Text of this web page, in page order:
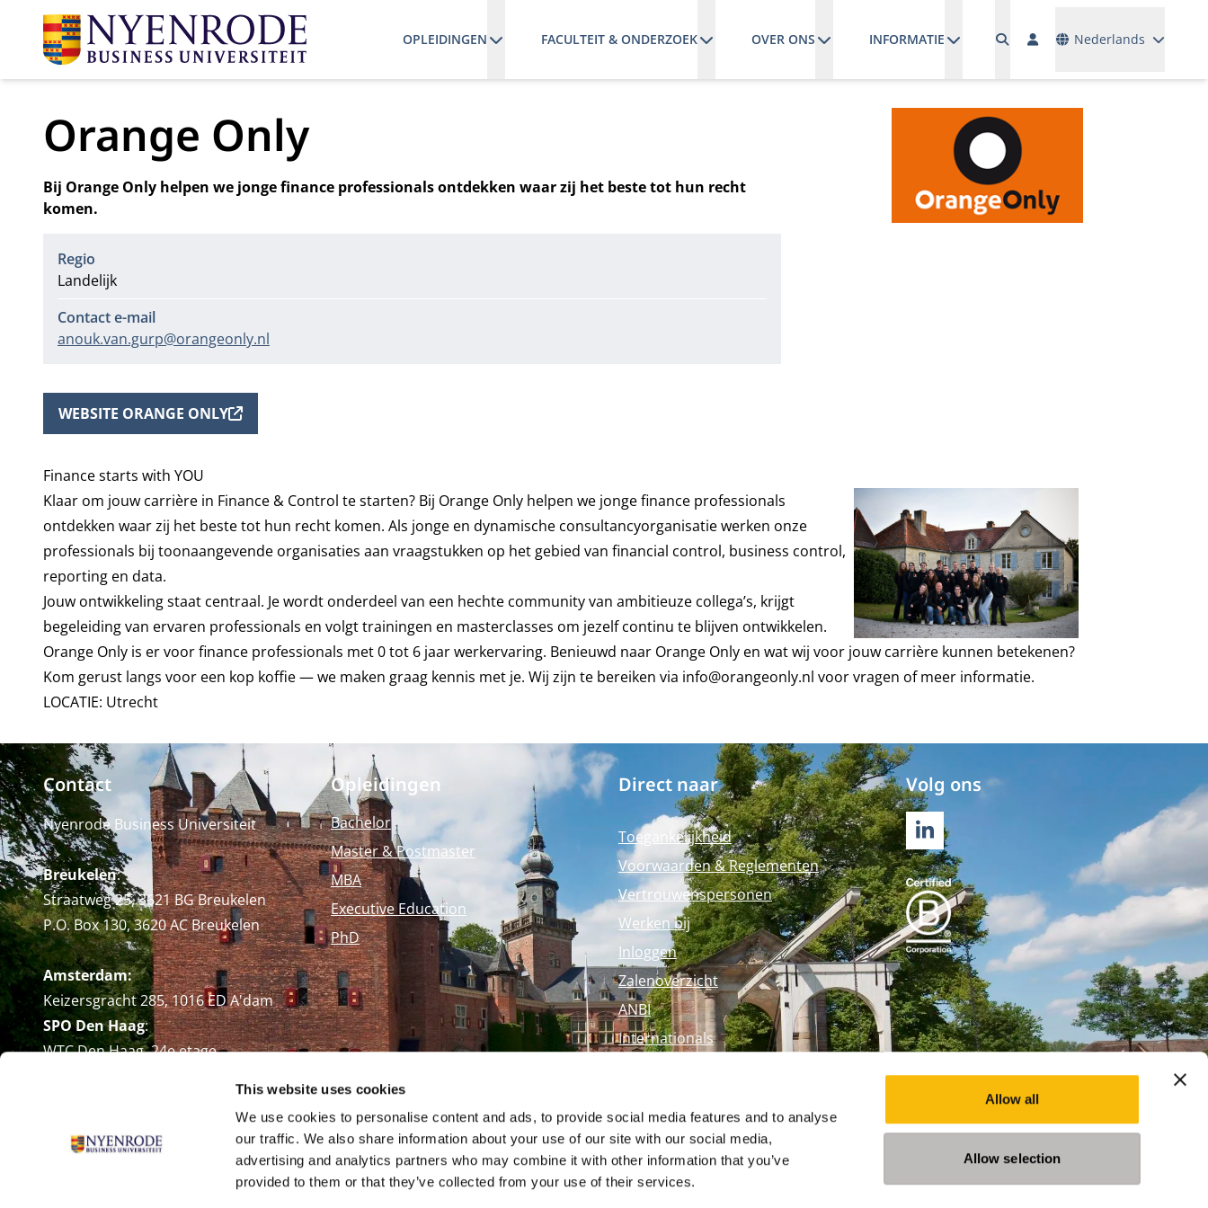
This website uses cookies
We use cookies to personalise content and ads, to provide social media features and to analyse
our traffic. We also share information about your use of our site with our social media,
advertising and analytics partners who may combine it with other information that you’ve
provided to them or that they’ve collected from your use of their services.
Allow all
Allow selection
OPLEIDINGEN FACULTEIT & ONDERZOEK OVER ONS INFORMATIE Nederlands
Orange Only
Bij Orange Only helpen we jonge finance professionals ontdekken waar zij het beste tot hun recht
komen.
Regio
Landelijk
Contact e-mail
anouk.van.gurp@orangeonly.nl
WEBSITE ORANGE ONLY
Finance starts with YOU
Klaar om jouw carrière in Finance & Control te starten? Bij Orange Only helpen we jonge finance professionals
ontdekken waar zij het beste tot hun recht komen. Als jonge en dynamische consultancyorganisatie werken onze
professionals bij toonaangevende organisaties aan vraagstukken op het gebied van financial control, business control,
reporting en data.
Jouw ontwikkeling staat centraal. Je wordt onderdeel van een hechte community van ambitieuze collega’s, krijgt
begeleiding van ervaren professionals en volgt trainingen en masterclasses om jezelf continu te blijven ontwikkelen.
Orange Only is er voor finance professionals met 0 tot 6 jaar werkervaring. Benieuwd naar Orange Only en wat wij voor jouw carrière kunnen betekenen?
Kom gerust langs voor een kop koffie — we maken graag kennis met je. Wij zijn te bereiken via info@orangeonly.nl voor vragen of meer informatie.
LOCATIE: Utrecht
Contact
Nyenrode Business Universiteit
Breukelen:
Straatweg 25, 3621 BG Breukelen
P.O. Box 130, 3620 AC Breukelen
Amsterdam:
Keizersgracht 285, 1016 ED A'dam
SPO Den Haag:
WTC Den Haag, 24e etage
+31 (0)346 29 1211
Opleidingen
Bachelor
Master & Postmaster
MBA
Executive Education
PhD
Direct naar
Toegankelijkheid
Voorwaarden & Reglementen
Vertrouwenspersonen
Werken bij
Inloggen
Zalenoverzicht
ANBI
Internationals
Volg ons
LINKEDIN